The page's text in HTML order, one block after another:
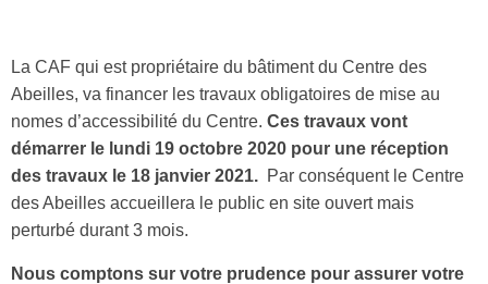
La CAF qui est propriétaire du bâtiment du Centre des
Abeilles, va financer les travaux obligatoires de mise au
nomes d’accessibilité du Centre. Ces travaux vont
démarrer le lundi 19 octobre 2020 pour une réception
des travaux le 18 janvier 2021. Par conséquent le Centre
des Abeilles accueillera le public en site ouvert mais
perturbé durant 3 mois.
Nous comptons sur votre prudence pour assurer votre